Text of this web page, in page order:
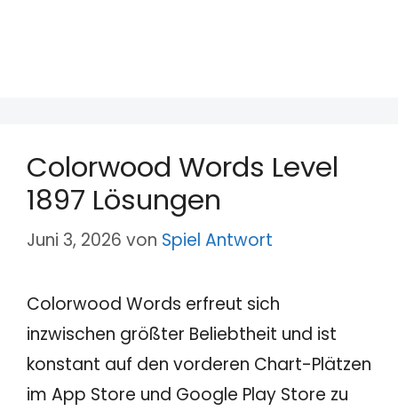
Colorwood Words Level
1897 Lösungen
Juni 3, 2026 von Spiel Antwort
Colorwood Words erfreut sich
inzwischen größter Beliebtheit und ist
konstant auf den vorderen Chart-Plätzen
im App Store und Google Play Store zu